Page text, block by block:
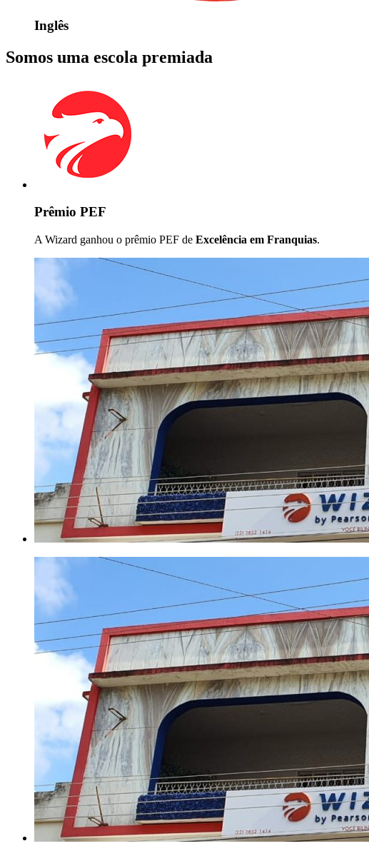
Inglês
Somos uma escola premiada
Prêmio PEF
A Wizard ganhou o prêmio PEF de Excelência em Franquias.